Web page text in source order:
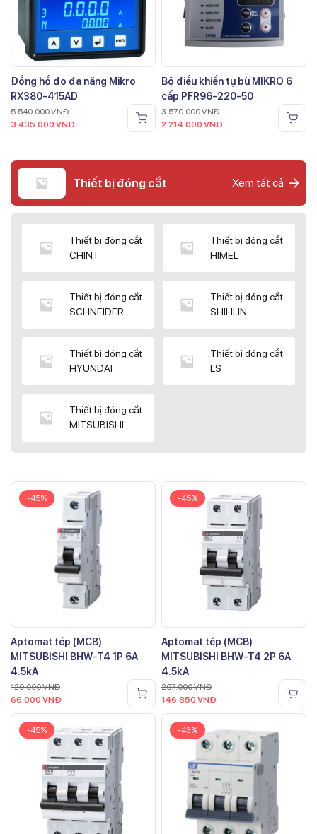
Đồng hồ đo đa năng Mikro
RX380-415AD
5.540.000VNĐ
3.435.000 VNĐ
Bộ điều khiển tụ bù MIKRO 6
cấp PFR96-220-50
3.570.000VNĐ
2.214.000 VNĐ
Thiết bị đóng cắt Xem tất cả
Thiết bị đóng cắt
CHINT
Thiết bị đóng cắt
HIMEL
Thiết bị đóng cắt
SCHNEIDER
Thiết bị đóng cắt
SHIHLIN
Thiết bị đóng cắt
HYUNDAI
Thiết bị đóng cắt
LS
Thiết bị đóng cắt
MITSUBISHI
-45%
Aptomat tép (MCB)
MITSUBISHI BHW-T4 1P 6A
4.5kA
120.000VNĐ
66.000 VNĐ
-45%
Aptomat tép (MCB)
MITSUBISHI BHW-T4 2P 6A
4.5kA
267.000VNĐ
146.850 VNĐ
-45% -43%